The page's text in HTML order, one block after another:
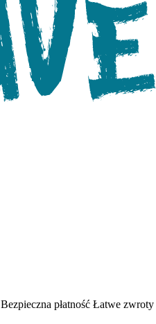
Bezpieczna płatność Łatwe zwroty